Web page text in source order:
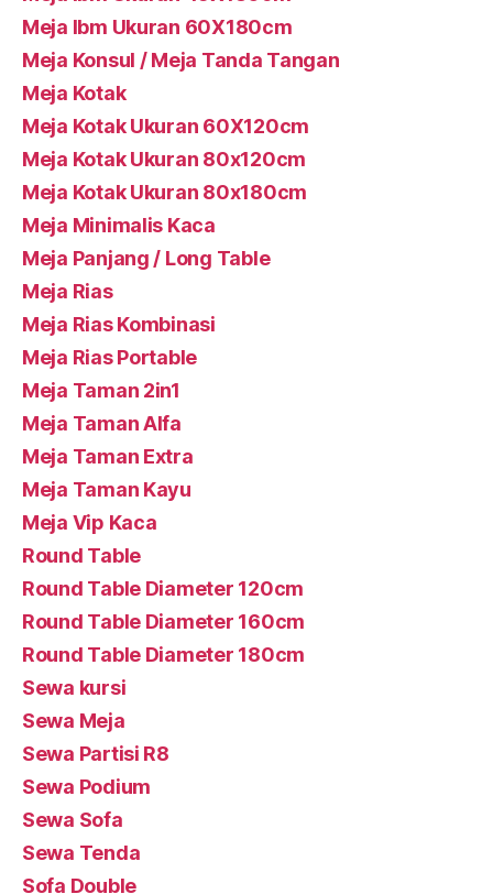
Meja Ibm Ukuran 60X180cm
Meja Konsul / Meja Tanda Tangan
Meja Kotak
Meja Kotak Ukuran 60X120cm
Meja Kotak Ukuran 80x120cm
Meja Kotak Ukuran 80x180cm
Meja Minimalis Kaca
Meja Panjang / Long Table
Meja Rias
Meja Rias Kombinasi
Meja Rias Portable
Meja Taman 2in1
Meja Taman Alfa
Meja Taman Extra
Meja Taman Kayu
Meja Vip Kaca
Round Table
Round Table Diameter 120cm
Round Table Diameter 160cm
Round Table Diameter 180cm
Sewa kursi
Sewa Meja
Sewa Partisi R8
Sewa Podium
Sewa Sofa
Sewa Tenda
Sofa Double